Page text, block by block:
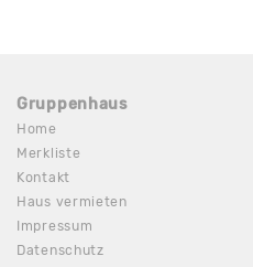
Gruppenhaus
Home
Merkliste
Kontakt
Haus vermieten
Impressum
Datenschutz